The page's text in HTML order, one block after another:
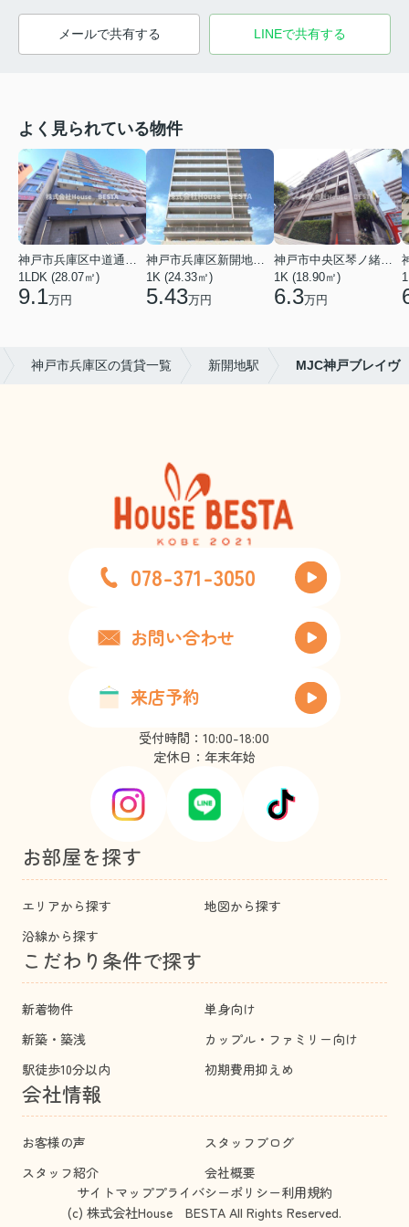
メールで共有する LINEで共有する
よく見られている物件
1LDK (28.07㎡)
9.1万円
1K (24.33㎡)
5.43万円
1K (18.90㎡)
6.3万円
神戸市兵庫区の賃貸一覧 新開地駅 MJC神戸ブレイヴ
078-371-3050
お問い合わせ
来店予約
受付時間：10:00-18:00
定休日：年末年始
お部屋を探す
エリアから探す
地図から探す
沿線から探す
こだわり条件で探す
新着物件
単身向け
新築・築浅
カップル・ファミリー向け
駅徒歩10分以内
初期費用抑えめ
会社情報
お客様の声
スタッフブログ
スタッフ紹介
会社概要
サイトマッププライバシーポリシー利用規約
(c) 株式会社House BESTA All Rights Reserved.